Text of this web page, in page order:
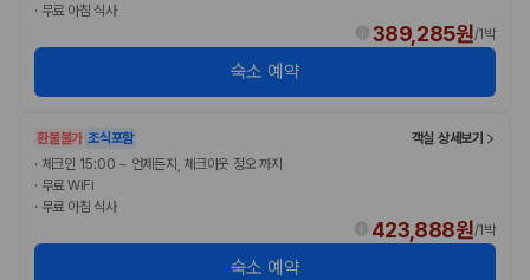
· 무료 아침 식사
389,285원/1박
숙소 예약
환불불가 조식포함
객실 상세보기
· 체크인 15:00 ~ 언제든지, 체크아웃 정오 까지
· 무료 WiFi
· 무료 아침 식사
423,888원/1박
숙소 예약